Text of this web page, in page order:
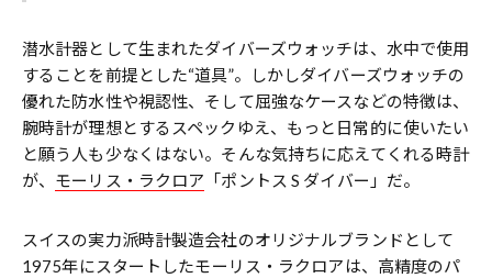
潜水計器として生まれたダイバーズウォッチは、水中で使用
することを前提とした“道具”。しかしダイバーズウォッチの
優れた防水性や視認性、そして屈強なケースなどの特徴は、
腕時計が理想とするスペックゆえ、もっと日常的に使いたい
と願う人も少なくはない。そんな気持ちに応えてくれる時計
が、 モーリス・ラクロア 「ポントス S ダイバー」だ。
スイスの実力派時計製造会社のオリジナルブランドとして
1975年にスタートしたモーリス・ラクロアは、高精度のパ